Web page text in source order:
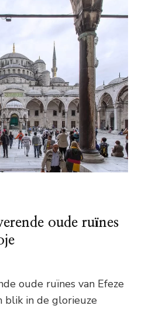
oude ruïnes
oude ruïnes van Efeze
blik in de glorieuze